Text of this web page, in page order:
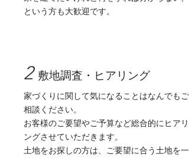
という方も大歓迎です。
2 敷地調査・ヒアリング
家づくりに関して気になることはなんでもご
相談ください。
お客様のご要望やご予算など総合的にヒアリ
ングさせていただきます。
​土地をお探しの方は、ご要望に合う土地を一